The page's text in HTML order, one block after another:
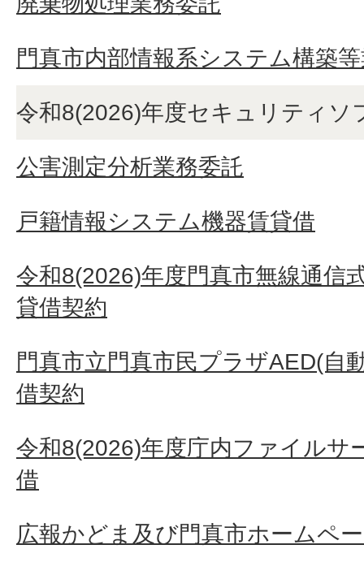
門真市内部情報系システム構築
令和8(2026)年度セキュリティソ
公害測定分析業務委託
戸籍情報システム機器賃貸借
令和8(2026)年度門真市無線通信
貸借契約
門真市立門真市民プラザAED(自
借契約
令和8(2026)年度庁内ファイルサ
借
広報かどま及び門真市ホームペ